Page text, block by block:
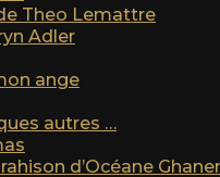
Theo Lemattre
Adler
ange
autres …
d’Océane